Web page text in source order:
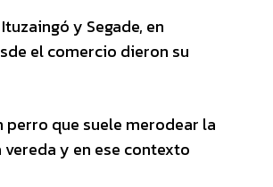
y Segade, en
el comercio dieron su
perro que suele merodear la
y en ese contexto